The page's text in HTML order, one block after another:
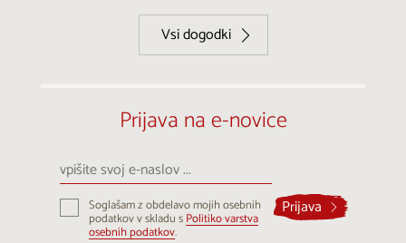
Vsi dogodki
Prijava na e-novice
vpišite
svoj
e-
naslovSoglašam z obdelavo mojih osebnih
podatkov v skladu sPolitiko varstva
osebnih podatkov.
Prijava